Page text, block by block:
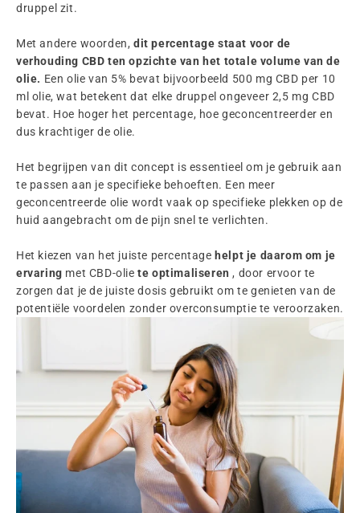
druppel zit.
Met andere woorden, dit percentage staat voor de
verhouding CBD ten opzichte van het totale volume van de
olie. Een olie van 5% bevat bijvoorbeeld 500 mg CBD per 10
ml olie, wat betekent dat elke druppel ongeveer 2,5 mg CBD
bevat. Hoe hoger het percentage, hoe geconcentreerder en
dus krachtiger de olie.
Het begrijpen van dit concept is essentieel om je gebruik aan
te passen aan je specifieke behoeften. Een meer
geconcentreerde olie wordt vaak op specifieke plekken op de
huid aangebracht om de pijn snel te verlichten.
Het kiezen van het juiste percentage helpt je daarom om je
ervaring met CBD-olie te optimaliseren, door ervoor te
zorgen dat je de juiste dosis gebruikt om te genieten van de
potentiële voordelen zonder overconsumptie te veroorzaken.